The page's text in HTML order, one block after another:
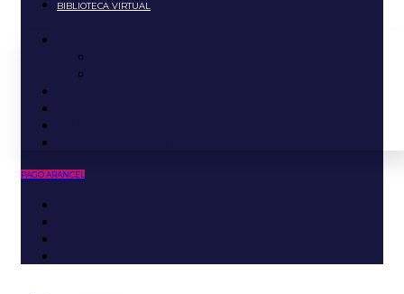
BIBLIOTECA VIRTUAL
PAGO ARANCEL